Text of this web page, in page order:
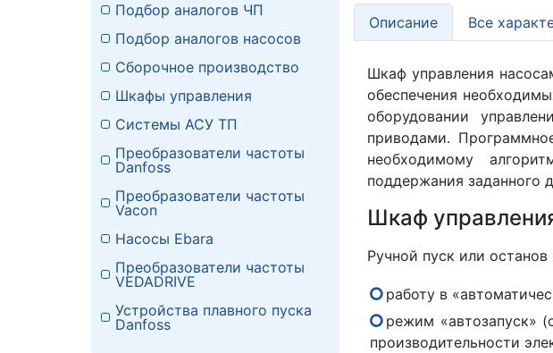
Описание Все
Шкаф управления
обеспечения
оборудовании
приводами.
необходимому
поддержания заданного
Шкаф
Ручной пуск или
работу в
режим «автозапуск»
производительности
Подбор аналогов ЧП
Подбор аналогов насосов
Сборочное производство
Шкафы управления
Системы АСУ ТП
Преобразователи частоты
Danfoss
Преобразователи частоты
Vacon
Насосы Ebara
Преобразователи частоты
VEDADRIVE
Устройства плавного пуска
Danfoss